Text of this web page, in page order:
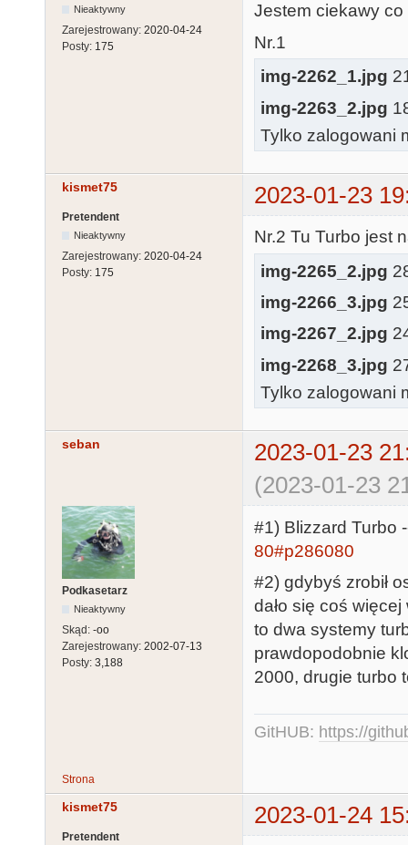
Nieaktywny
Zarejestrowany: 2020-04-24
Posty: 175
Jestem ciekawy
Nr.1
img-2262_1.jpg
img-2263_2.jpg
Tylko zalogowani
kismet75 2023-01-23
Pretendent
Nieaktywny
Zarejestrowany: 2020-04-24
Posty: 175
Nr.2 Tu Turbo jest
img-2265_2.jpg
img-2266_3.jpg
img-2267_2.jpg
img-2268_3.jpg
Tylko zalogowani
seban
2023-01-23
(2023-01-23
Podkasetarz
Nieaktywny
Skąd: -oo
Zarejestrowany: 2002-07-13
Posty: 3,188
#1) Blizzard Turbo
80#p286080
#2) gdybyś zrobił
dało się coś
to dwa systemy
prawdopodobnie
2000, drugie turbo
GitHUB: https://
Strona
kismet75 2023-01-24
Pretendent